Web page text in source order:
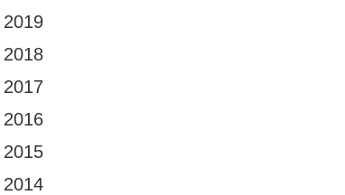
2019
2018
2017
2016
2015
2014